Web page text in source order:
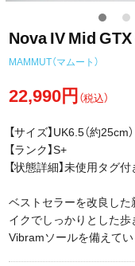
Nova IV Mid
MAMMUT（マムート）
22,990円（税込）
【サイズ】UK6.5（約25cm）
【ランク】S+
【状態詳細】未使用タグ付
ベストセラーを改良した
イクでしっかりとした
Vibramソールを備えてい